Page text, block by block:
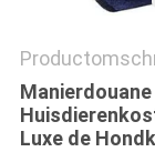
Luxe de